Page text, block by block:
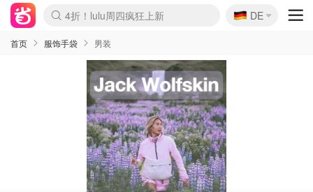
Boticinal 夏促开抢！
4折！lulu周四疯狂上新
还没结束！&OtherStories大促
Joybuy变相75折 随时失效
速领！Stanley独家85折
疑似霸哥！Camper额外叠85折
Zalando 奥莱闪促！每日更新
Moncler反季囤！5折起+叠9折
Coach Brooklyn仅€192
🇩🇪
DE
首页 服饰手袋 男装